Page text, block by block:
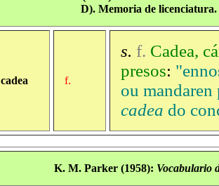
D). Memoria de
cadea f.
s. f. Cadea,
presos:
ou mandaren
cadea do
K. M. Parker (1958): Vocabulario